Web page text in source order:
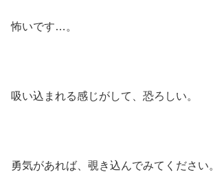
怖いです…。
吸い込まれる感じがして、恐ろしい。
勇気があれば、覗き込んでみてください。